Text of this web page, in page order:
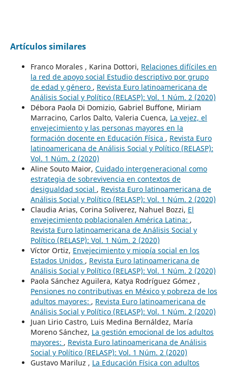
Artículos similares
Franco Morales , Karina Dottori, Relaciones difíciles en
la red de apoyo social Estudio descriptivo por grupo
de edad y género , Revista Euro latinoamericana de
Análisis Social y Político (RELASP): Vol. 1 Núm. 2 (2020)
Débora Paola Di Domizio, Gabriel Buffone, Miriam
Marracino, Carlos Dalto, Valeria Cuenca, La vejez, el
envejecimiento y las personas mayores en la
formación docente en Educación Física , Revista Euro
latinoamericana de Análisis Social y Político (RELASP):
Vol. 1 Núm. 2 (2020)
Aline Souto Maior, Cuidado intergeneracional como
estrategia de sobrevivencia en contextos de
desigualdad social , Revista Euro latinoamericana de
Análisis Social y Político (RELASP): Vol. 1 Núm. 2 (2020)
Claudia Arias, Corina Soliverez, Nahuel Bozzi, El
envejecimiento poblacionalen América Latina: ,
Revista Euro latinoamericana de Análisis Social y
Político (RELASP): Vol. 1 Núm. 2 (2020)
Víctor Ortiz, Envejecimiento y miopía social en los
Estados Unidos , Revista Euro latinoamericana de
Análisis Social y Político (RELASP): Vol. 1 Núm. 2 (2020)
Paola Sánchez Aguilera, Katya Rodríguez Gómez ,
Pensiones no contributivas en México y pobreza de los
adultos mayores: , Revista Euro latinoamericana de
Análisis Social y Político (RELASP): Vol. 1 Núm. 2 (2020)
Juan Lirio Castro, Luis Medina Bernáldez, María
Moreno Sánchez, La gestión emocional de los adultos
mayores: , Revista Euro latinoamericana de Análisis
Social y Político (RELASP): Vol. 1 Núm. 2 (2020)
Gustavo Mariluz , La Educación Física con adultos